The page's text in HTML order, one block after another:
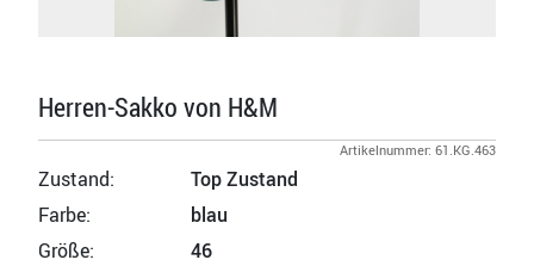
Herren-Sakko von H&M
Artikelnummer: 61.KG.463
Zustand:
Top Zustand
Farbe:
blau
Größe:
46